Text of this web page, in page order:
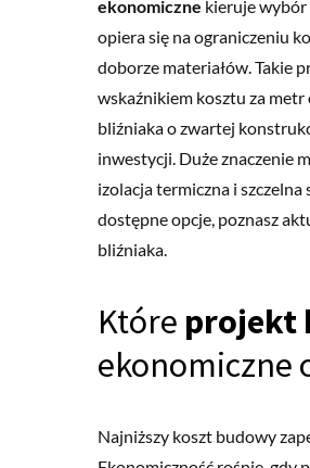
ekonomiczne kieruje wybór
opiera się na ograniczeniu
doborze materiałów. Takie
wskaźnikiem kosztu za
bliźniaka o zwartej
inwestycji. Duże znaczenie
izolacja termiczna i
dostępne opcje, poznasz
bliźniaka.
Które projekt
ekonomiczne
Najniższy koszt budowy